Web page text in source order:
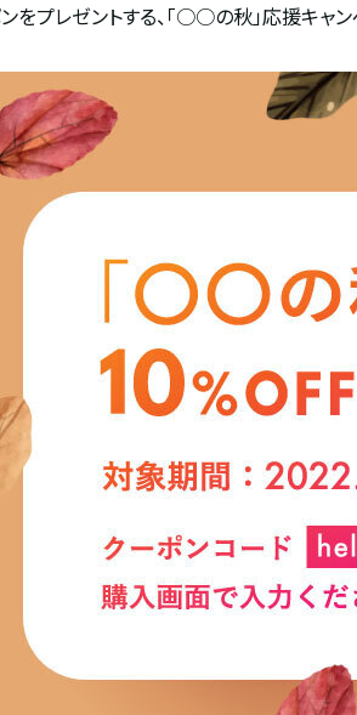
をプレゼントする、「○○の秋」応援キャ